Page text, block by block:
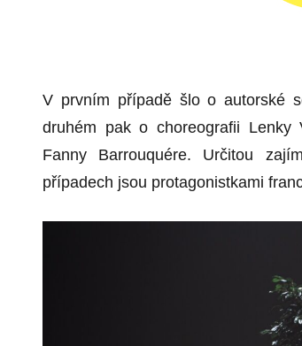
V prvním případě šlo o autorské
druhém pak o choreografii Lenky
Fanny Barrouquére. Určitou
případech jsou protagonistkami